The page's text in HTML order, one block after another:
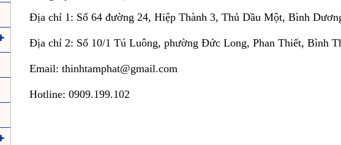
Địa chỉ 1: Số 64 đường 24, Hiệp Thành 3, Thủ Dầu Một, Bình
Địa chỉ 2: Số 10/1 Tú Luông, phường Đức Long, Phan Thiết, Bình
Email: thinhtamphat@gmail.com
Hotline: 0909.199.102